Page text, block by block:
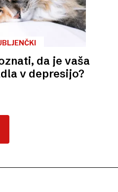
da je vaša
v depresijo?